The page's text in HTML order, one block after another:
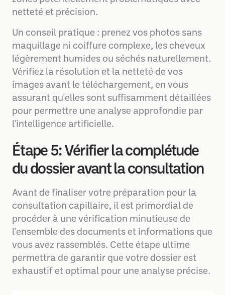
netteté et précision.
Un conseil pratique : prenez vos photos sans
maquillage ni coiffure complexe, les cheveux
légèrement humides ou séchés naturellement.
Vérifiez la résolution et la netteté de vos
images avant le téléchargement, en vous
assurant qu'elles sont suffisamment détaillées
pour permettre une analyse approfondie par
l'intelligence artificielle.
Étape 5: Vérifier la complétude
du dossier avant la consultation
Avant de finaliser votre préparation pour la
consultation capillaire, il est primordial de
procéder à une vérification minutieuse de
l'ensemble des documents et informations que
vous avez rassemblés. Cette étape ultime
permettra de garantir que votre dossier est
exhaustif et optimal pour une analyse précise.